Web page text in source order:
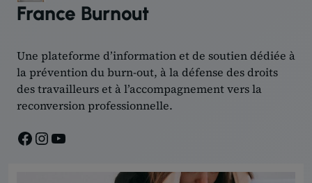
France Burnout
Une plateforme d’information et de soutien dédiée à
la prévention du burn-out, à la défense des droits
des travailleurs et à l’accompagnement vers la
reconversion professionnelle.
Facebook
Instagram
YouTube